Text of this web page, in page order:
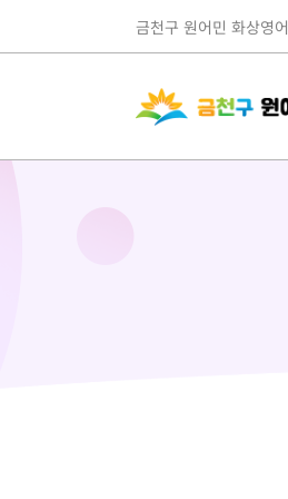
금천구 원어민 화상영어